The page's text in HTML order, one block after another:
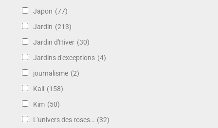
Japon (77)
Jardin (213)
Jardin d'Hiver (30)
Jardins d'exceptions (4)
journalisme (2)
Kali (158)
Kim (50)
L'univers des roses… (32)